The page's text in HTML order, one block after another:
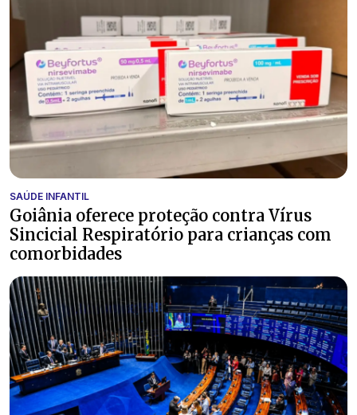
SAÚDE INFANTIL
Goiânia oferece proteção contra Vírus
Sincicial Respiratório para crianças com
comorbidades